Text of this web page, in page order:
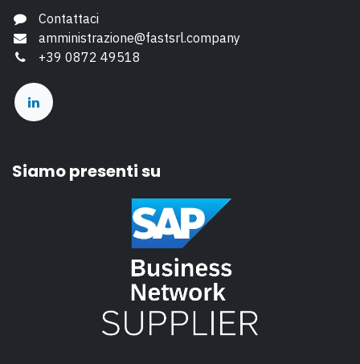
Contattaci
amministrazione@fastsrl.company
+39 0872 49518
Siamo presenti su